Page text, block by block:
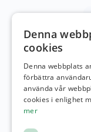
Denna
cookies
Denna webbplats
förbättra
använda vår
cookies i enlighet
mer